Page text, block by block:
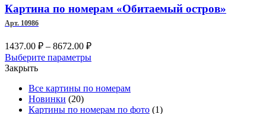
Опции
можно
странице
товара.
Картина по номерам «Обитаемый остров»
Арт. 10986
1437.00 ₽ – 8672.00 ₽Диапазон
цен:
8672.00 ₽
Выберите параметрыЭтот
несколько
Опции
Закрыть
Все картины по номерам
Новинки (20)
Картины по номерам по фото (1)